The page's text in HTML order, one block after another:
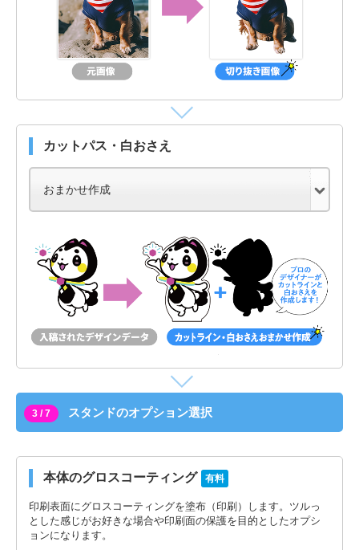
カットパス・白おさえ
3 / 7 スタンドのオプション選択
本体のグロスコーティング 有料
印刷表面にグロスコーティングを塗布（印刷）します。ツルっ
とした感じがお好きな場合や印刷面の保護を目的としたオプシ
ョンになります。